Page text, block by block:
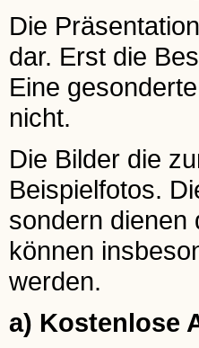
Die
dar. Erst die
Eine
nicht.
Die Bilder die
Beispielfotos.
sondern dienen
können
werden.
a) Kostenlose